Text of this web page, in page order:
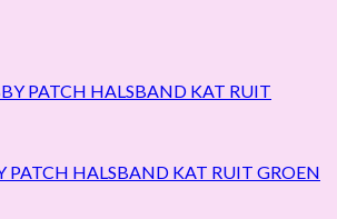
PATCH HALSBAND KAT RUIT GROEN